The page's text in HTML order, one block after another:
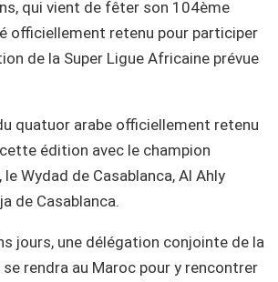
qui vient de fêter son 104ème
officiellement retenu pour participer
de la Super Ligue Africaine prévue
quatuor arabe officiellement retenu
édition avec le champion
Wydad de Casablanca, Al Ahly
de Casablanca.
jours, une délégation conjointe de la
se rendra au Maroc pour y rencontrer